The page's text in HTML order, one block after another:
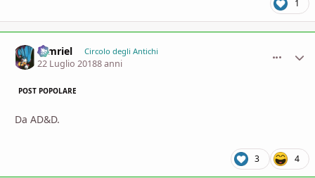
1
tamriel Circolo degli Antichi
22 Luglio 20188 anni
POST POPOLARE
Da AD&D.
3 4